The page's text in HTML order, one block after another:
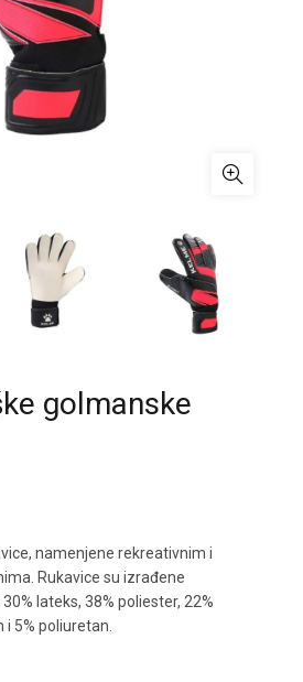
golmanske
namenjene rekreativnim i
Rukavice su izrađene
lateks, 38% poliester, 22%
i 5% poliuretan.